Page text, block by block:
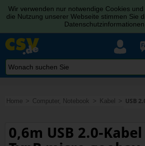
Wir verwenden nur notwendige Cookies
die Nutzung unserer Webseite stimmen Sie
Datenschutzinformationen
Home Computer, Notebook Kabel USB
0,6m USB 2.0-